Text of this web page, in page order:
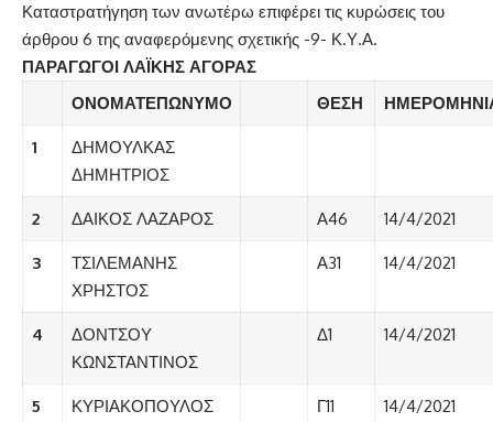
Καταστρατήγηση των ανωτέρω επιφέρει τις κυρώσεις του
άρθρου 6 της αναφερόμενης σχετικής -9- Κ.Υ.Α.
ΠΑΡΑΓΩΓΟΙ ΛΑΪΚΗΣ ΑΓΟΡΑΣ
ΟΝΟΜΑΤΕΠΩΝΥΜΟ
ΘΕΣΗ
1
ΔΗΜΟΥΛΚΑΣ
ΔΗΜΗΤΡΙΟΣ
2 ΔΑΙΚΟΣ ΛΑΖΑΡΟΣ Α46 14/4/2021
3
ΤΣΙΛΕΜΑΝΗΣ
ΧΡΗΣΤΟΣ
Α31 14/4/2021
4
ΔΟΝΤΣΟΥ
ΚΩΝΣΤΑΝΤΙΝΟΣ
Δ1 14/4/2021
5
ΚΥΡΙΑΚΟΠΟΥΛΟΣ
Γ11 14/4/2021